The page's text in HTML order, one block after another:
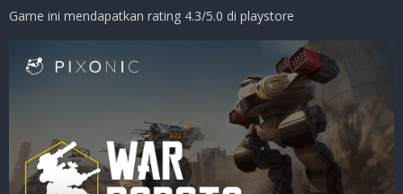
Game ini mendapatkan rating 4.3/5.0 di playstore